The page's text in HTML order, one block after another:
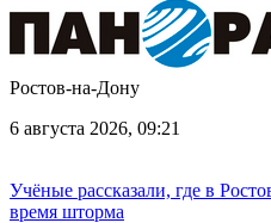
Ростов-на-Дону
6 августа 2026, 09:21
Учёные рассказали, где в
время шторма